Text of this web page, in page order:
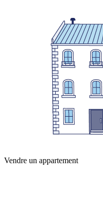
Vendre un appartement